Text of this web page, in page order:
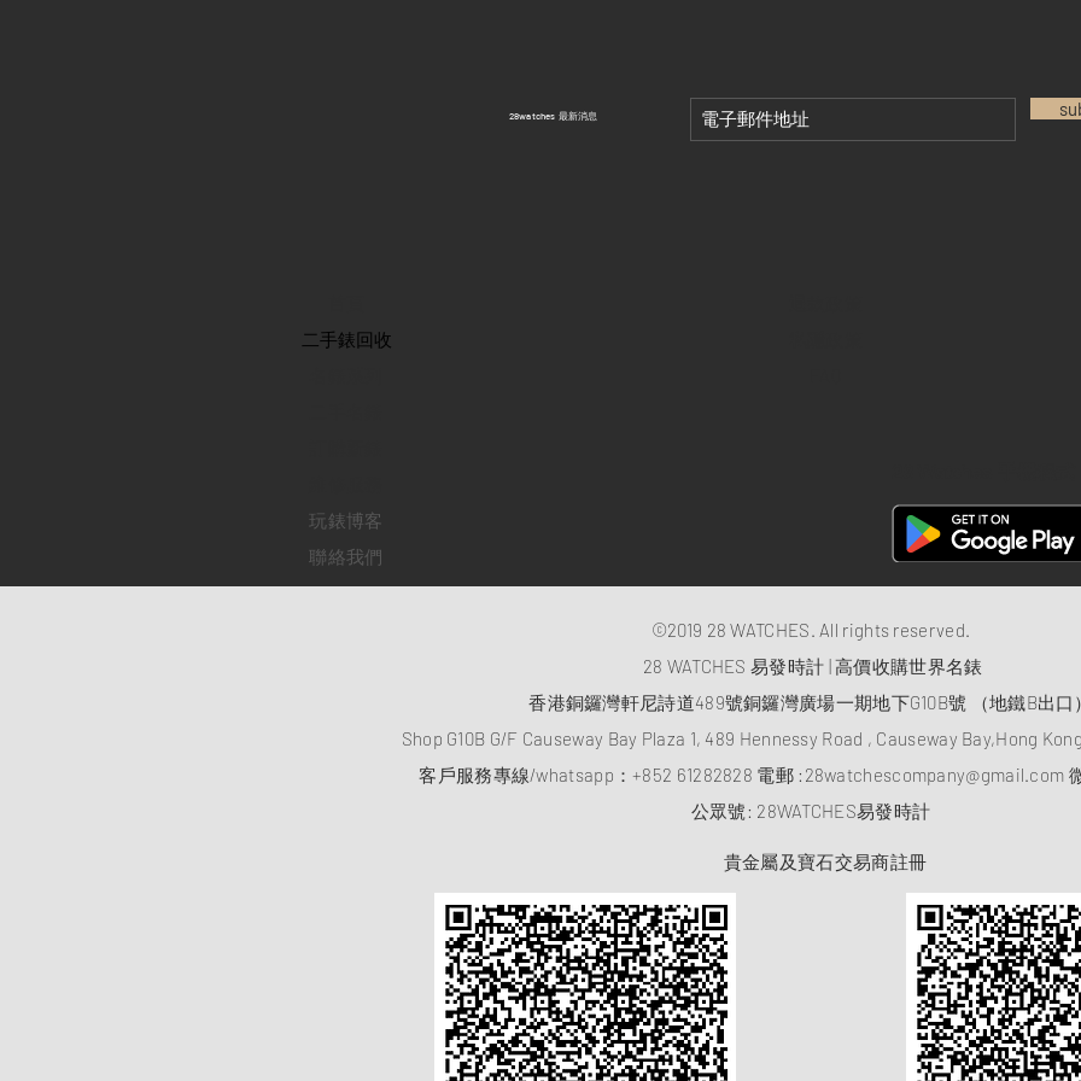
​28watches 最新消息
​二手錶回收
玩錶博客
聯絡我們
©2019 28 WATCHES. All rights reserved.
28 WATCHES 易發時計 | 高價收購世界名錶
香港銅鑼灣軒尼詩道489號銅鑼灣廣場一期地下G10B號 （地鐵B出口）
Shop G10B G/F Causeway Bay Plaza 1, 489 Hennessy Road , Causeway Bay,Hong Kong
客戶服務專線/whatsapp：+852 61282828 電郵 : 28watchescompany@gmail.com
​公眾號: 28WATCHES易發時計
貴金屬及寶石交易商註冊